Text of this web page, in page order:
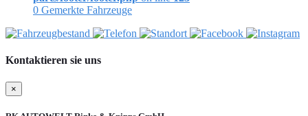
0 Gemerkte Fahrzeuge
Kontaktieren sie uns
×